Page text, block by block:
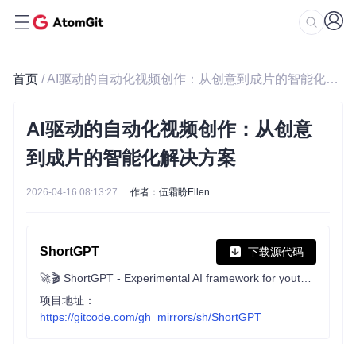
首页 / AI驱动的自动化视频创作：从创意到成片的智能化解决方案
AI驱动的自动化视频创作：从创意
到成片的智能化解决方案
2026-04-16 08:13:27 作者：伍霜盼Ellen
ShortGPT 下载源代码
项目地址：
https://gitcode.com/gh_mirrors/sh/ShortGPT